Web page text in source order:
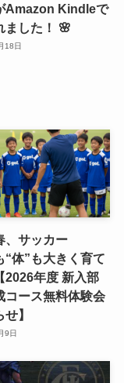
Amazon Kindleで
ました！ 🌸
18日
、サッカー
“体”も大きく育て
2026年度 新入部
コース無料体験会
】
9日